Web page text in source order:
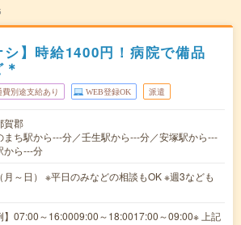
シ】時給1400円！病院で備品
費別途支給あり WEB登録OK 派遣
賀郡
まち駅から---分／壬生駅から---分／安塚駅から---
から---分
月～日） ※平日のみなどの相談もOK ※週3なども
】07:00～16:0009:00～18:0017:00～09:00※ 上記